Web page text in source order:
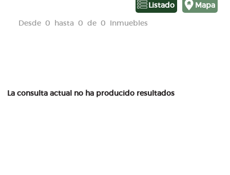
Mapa
Listado
Desde 0 hasta 0 de 0 Inmuebles
La consulta actual no ha producido resultados